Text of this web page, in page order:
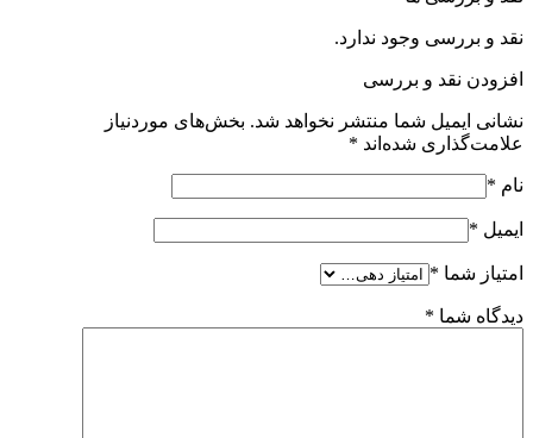
وجود ندارد.
و بررسی
شما منتشر نخواهد شد. بخش‌های موردنیاز
شده‌اند*
*